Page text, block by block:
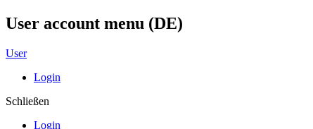
User account menu (DE)
User
Login
Schließen
Login